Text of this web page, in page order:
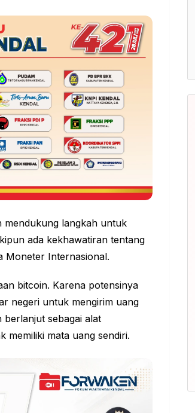
mendukung langkah untuk
ada kekhawatiran tentang
Moneter Internasional.
bitcoin. Karena potensinya
negeri untuk mengirim uang
berlanjut sebagai alat
memiliki mata uang sendiri.